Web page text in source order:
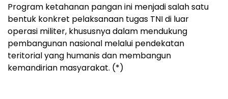
Program ketahanan pangan ini menjadi salah satu
bentuk konkret pelaksanaan tugas TNI di luar
operasi militer, khususnya dalam mendukung
pembangunan nasional melalui pendekatan
teritorial yang humanis dan membangun
kemandirian masyarakat. (*)